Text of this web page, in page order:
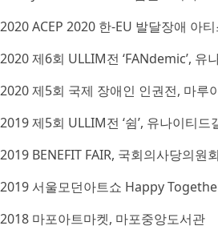
2020 ACEP 2020 한-EU 발달장애 아
2020 제6회 ULLIM전 ‘FANdemic’, 유
2020 제5회 국제 장애인 인권전, 마루
2019 제5회 ULLIM전 ‘쉼’, 유나이티드
2019 BENEFIT FAIR, 국회의사당의원
2019 서울모던아트쇼 Happy
2018 마포아트마켓, 마포중앙도서관